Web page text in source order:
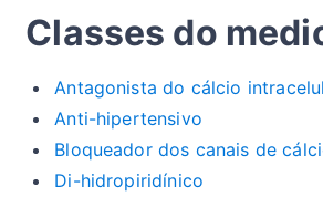
Classes do
Antagonista do cálcio
Anti-hipertensivo
Bloqueador dos canais de
Di-hidropiridínico